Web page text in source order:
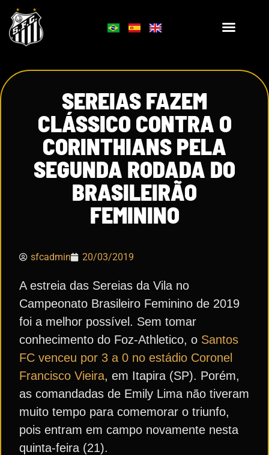
SEREIAS FAZEM
CLÁSSICO CONTRA O
CORINTHIANS PELA
SEGUNDA RODADA DO
BRASILEIRÃO
FEMININO
sfcadmin 20/03/2019
A estreia das Sereias da Vila no
Campeonato Brasileiro Feminino de 2019
foi a melhor possível. Sem tomar
conhecimento do Foz-Athletico, o Santos
FC venceu por 3 a 0 no estádio Coronel
Francisco Vieira, em Itapira (SP). Porém,
as comandadas de Emily Lima não tiveram
muito tempo para comemorar o triunfo,
pois entram em campo novamente nesta
quinta-feira (21).